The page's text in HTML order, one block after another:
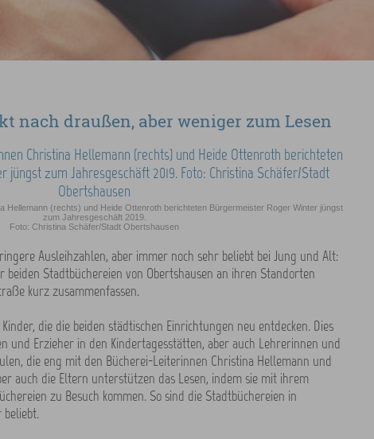
nach draußen, aber weniger zum Lesen
Hellemann (rechts) und Heide Ottenroth berichteten Bürgermeister Roger Winter jüngst
zum Jahresgeschäft 2019.
Foto: Christina Schäfer/Stadt Obertshausen
Ausleihzahlen, aber immer noch sehr beliebt bei Jung und Alt:
beiden Stadtbüchereien von Obertshausen an ihren Standorten
kurz zusammenfassen.
die die beiden städtischen Einrichtungen neu entdecken. Dies
und Erzieher in den Kindertagesstätten, aber auch Lehrerinnen und
die eng mit den Bücherei-Leiterinnen Christina Hellemann und
auch die Eltern unterstützen das Lesen, indem sie mit ihrem
zu Besuch kommen. So sind die Stadtbüchereien in
beliebt.